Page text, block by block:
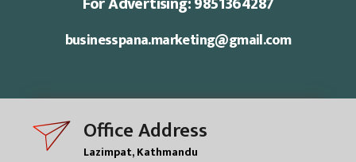
businesspana.marketing@gmail.com
Office Address
Lazimpat, Kathmandu